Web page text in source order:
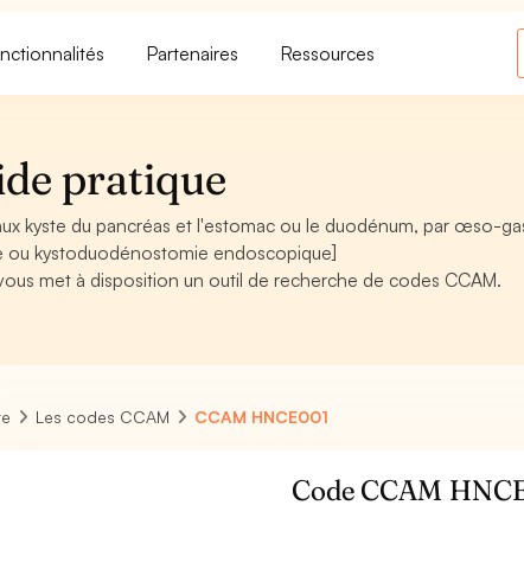
Partenaires Ressources
pratique
kyste du pancréas et l'estomac ou le duodénum, par œso-
ou kystoduodénostomie endoscopique]
met à disposition un outil de recherche de codes CCAM.
Les codes CCAM CCAM HNCE001
Code CCAM